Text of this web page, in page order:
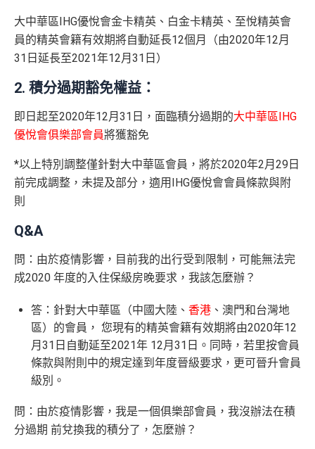
大中華區IHG優悅會金卡精英、白金卡精英、至悅精英會
員的精英會籍有效期將自動延長12個月（由2020年12月
31日延長至2021年12月31日）
2. 積分過期豁免權益：
即日起至2020年12月31日，面臨積分過期的大中華區IHG
優悅會俱樂部會員將獲豁免
*以上特別調整僅針對大中華區會員，將於2020年2月29日
前完成調整，未提及部分，適用IHG優悅會會員條款與附
則
Q&A
問：由於疫情影響，目前我的出行受到限制，可能無法完
成2020 年度的入住保級房晚要求，我該怎麼辦？
答：針對大中華區（中國大陸、 香港 、澳門和台灣地
區）的會員， 您現有的精英會籍有效期將由2020年12
月31日自動延至2021年 12月31日。同時，若里按會員
條款與附則中的規定達到年度晉級要求，更可晉升會員
級別。
問：由於疫情影響，我是一個俱樂部會員，我沒辦法在積
分過期 前兌換我的積分了，怎麼辦？